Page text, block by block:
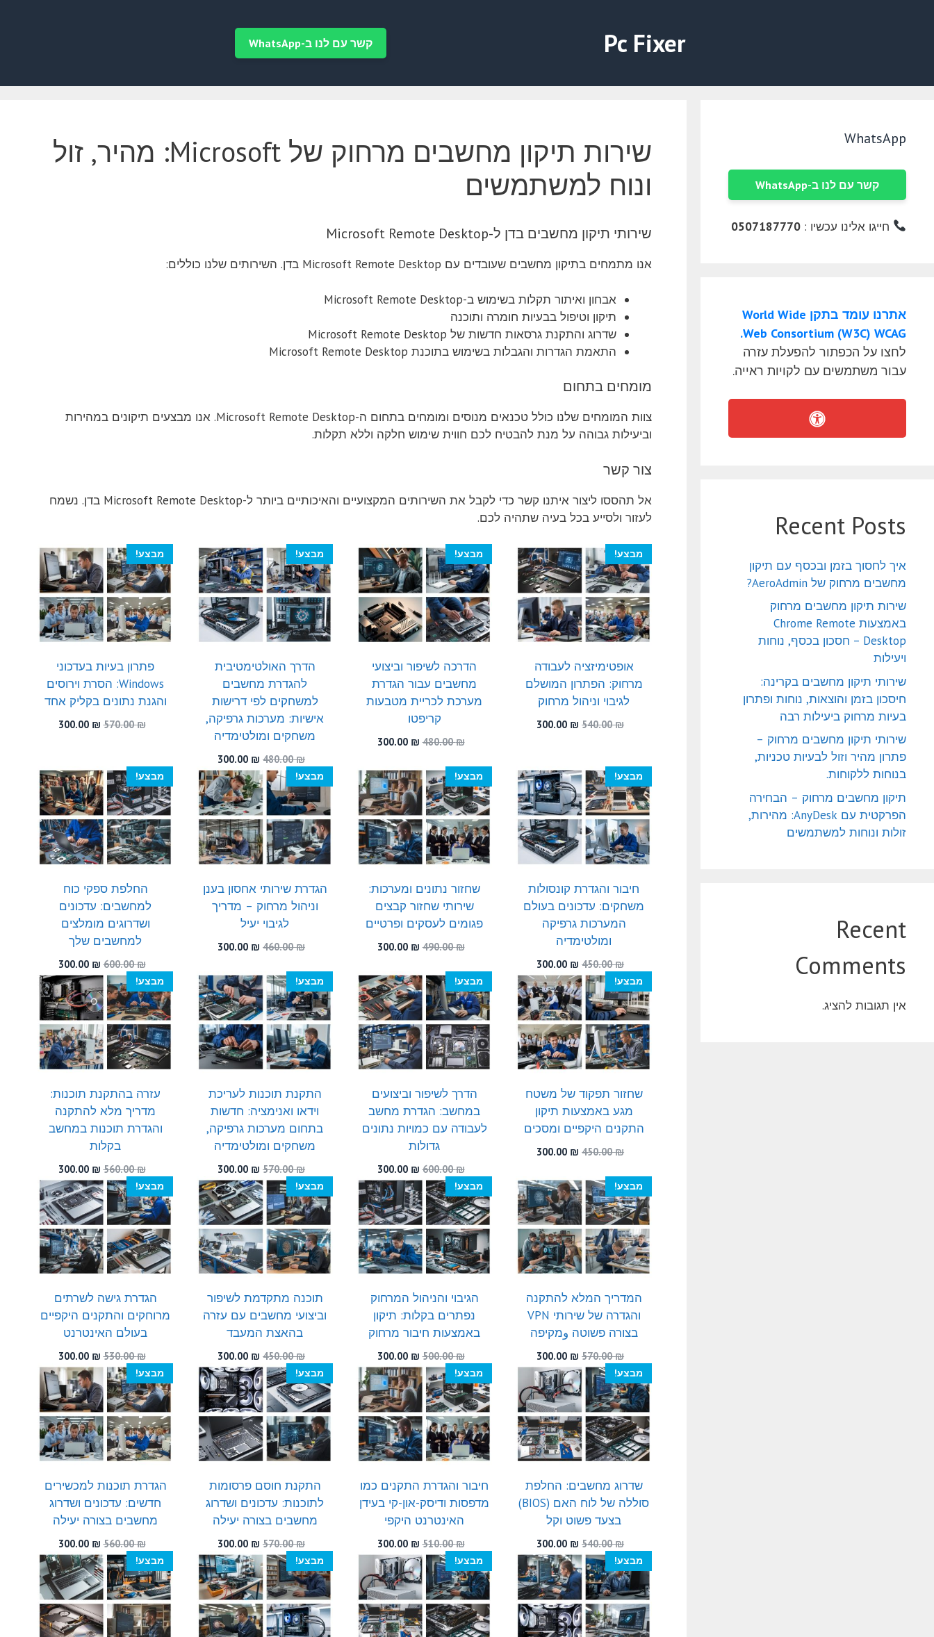
Pc Fixer קשר עם לנו ב-WhatsApp
שירות תיקון מחשבים מרחוק של Microsoft: מהיר, זול
ונוח למשתמשים
שירותי תיקון מחשבים בדן ל-Microsoft Remote Desktop
אנו מתמחים בתיקון מחשבים שעובדים עם Microsoft Remote Desktop בדן. השירותים שלנו כוללים:
אבחון ואיתור תקלות בשימוש ב-Microsoft Remote Desktop
תיקון וטיפול בבעיות חומרה ותוכנה
שדרוג והתקנת גרסאות חדשות של Microsoft Remote Desktop
התאמת הגדרות והגבלות בשימוש בתוכנת Microsoft Remote Desktop
מומחים בתחום
צוות המומחים שלנו כולל טכנאים מנוסים ומומחים בתחום ה-Microsoft Remote Desktop. אנו מבצעים תיקונים במהירות
וביעילות גבוהה על מנת להבטיח לכם חווית שימוש חלקה וללא תקלות.
צור קשר
אל תהססו ליצור איתנו קשר כדי לקבל את השירותים המקצועיים והאיכותיים ביותר ל-Microsoft Remote Desktop בדן. נשמח
לעזור ולסייע בכל בעיה שתהיה לכם.
מבצע!
אופטימיזציה לעבודה
מרחוק: הפתרון המושלם
לגיבוי וניהול מרחוק
540.00₪
המחיר
540.00 ₪.
300.00 ₪
המחיר
300.00 ₪.
מבצע!
הדרכה לשיפור וביצועי
מחשבים עבור הגדרת
מערכת לכריית מטבעות
קריפטו
480.00₪
המחיר
היה:
480.00 ₪.
300.00 ₪
הוא:
300.00 ₪.
מבצע!
הדרך האולטימטיבית
להגדרת מחשבים
למשחקים לפי דרישות
אישיות: מערכות גרפיקה,
משחקים ומולטימדיה
480.00₪
המחיר
המקורי
היה:
480.00 ₪.
300.00 ₪
המחיר
הנוכחי
הוא:
300.00 ₪.
מבצע!
פתרון בעיות בעדכוני
Windows: הסרת וירוסים
והגנת נתונים בקליק אחד
570.00₪
המחיר
570.00 ₪.
300.00 ₪
300.00 ₪.
מבצע!
חיבור והגדרת קונסולות
משחקים: עדכונים בעולם
המערכות גרפיקה
ומולטימדיה
450.00₪
המחיר
המקורי
היה:
450.00 ₪.
300.00 ₪
המחיר
הנוכחי
הוא:
300.00 ₪.
מבצע!
שחזור נתונים ומערכות:
שירותי שחזור קבצים
פגומים לעסקים ופרטיים
490.00₪
המחיר
היה:
490.00 ₪.
300.00 ₪
הוא:
300.00 ₪.
מבצע!
הגדרת שירותי אחסון בענן
וניהול מרחוק – מדריך
לגיבוי יעיל
460.00₪
המחיר
היה:
460.00 ₪.
300.00 ₪
המחיר
הוא:
300.00 ₪.
מבצע!
החלפת ספקי כוח
למחשבים: עדכונים
ושדרוגים מומלצים
למחשבים שלך
600.00₪
המחיר
המקורי
היה:
600.00 ₪.
300.00 ₪
הנוכחי
הוא:
300.00 ₪.
מבצע!
שחזור תפקוד של משטח
מגע באמצעות תיקון
התקנים היקפיים ומסכים
450.00₪
המחיר
היה:
450.00 ₪.
300.00 ₪
המחיר
הוא:
300.00 ₪.
מבצע!
הדרך לשיפור וביצועים
במחשב: הגדרת מחשב
לעבודה עם כמויות נתונים
גדולות
600.00₪
המחיר
המקורי
היה:
600.00 ₪.
300.00 ₪
הנוכחי
הוא:
300.00 ₪.
מבצע!
התקנת תוכנות לעריכת
וידאו ואנימציה: חדשות
בתחום מערכות גרפיקה,
משחקים ומולטימדיה
570.00₪
המחיר
המקורי
היה:
570.00 ₪.
300.00 ₪
המחיר
הנוכחי
הוא:
300.00 ₪.
מבצע!
עזרה בהתקנת תוכנות:
מדריך מלא להתקנה
והגדרת תוכנות במחשב
בקלות
560.00₪
המחיר
המקורי
היה:
560.00 ₪.
300.00 ₪
הנוכחי
הוא:
300.00 ₪.
מבצע!
המדריך המלא להתקנה
והגדרה של שירותי VPN
בצורה פשוטה وמקיפה
570.00₪
המחיר
המקורי
היה:
570.00 ₪.
300.00 ₪
המחיר
הנוכחי
הוא:
300.00 ₪.
מבצע!
הגיבוי והניהול המרחוק
נפתרים בקלות: תיקון
באמצעות חיבור מרחוק
500.00₪
המחיר
המקורי
היה:
500.00 ₪.
300.00 ₪
הנוכחי
הוא:
300.00 ₪.
מבצע!
תוכנה מתקדמת לשיפור
וביצועי מחשבים עם עזרה
בהאצת המעבד
450.00₪
המחיר
המקורי
היה:
450.00 ₪.
300.00 ₪
המחיר
הנוכחי
הוא:
300.00 ₪.
מבצע!
הגדרת גישה לשרתים
מרוחקים והתקנים היקפיים
בעולם האינטרנט
530.00₪
המחיר
המקורי
היה:
530.00 ₪.
300.00 ₪
הנוכחי
הוא:
300.00 ₪.
מבצע!
שדרוג מחשבים: החלפת
סוללה של לוח האם (BIOS)
בצעד פשוט וקל
540.00₪
המחיר
המקורי
היה:
540.00 ₪.
300.00 ₪
המחיר
הנוכחי
הוא:
300.00 ₪.
מבצע!
חיבור והגדרת התקנים כמו
מדפסות ודיסק-און-קי בעידן
האינטרנט היקפי
510.00₪
המחיר
המקורי
היה:
510.00 ₪.
300.00 ₪
הנוכחי
הוא:
300.00 ₪.
מבצע!
התקנת חוסם פרסומות
לתוכנות: עדכונים ושדרוג
מחשבים בצורה יעילה
570.00₪
המחיר
המקורי
היה:
570.00 ₪.
300.00 ₪
המחיר
הנוכחי
הוא:
300.00 ₪.
מבצע!
הגדרת תוכנות למכשירים
חדשים: עדכונים ושדרוג
מחשבים בצורה יעילה
560.00₪
המחיר
המקורי
היה:
560.00 ₪.
300.00 ₪
הנוכחי
הוא:
300.00 ₪.
מבצע! מבצע! מבצע! מבצע!
WhatsApp
קשר עם לנו ב-WhatsApp
חייגו אלינו עכשיו :0507187770
אתרנו עומד בתקן World Wide
Web Consortium (W3C) WCAG.
לחצו על הכפתור להפעלת עזרה
עבור משתמשים עם לקויות ראייה.
Recent Posts
איך לחסוך בזמן ובכסף עם תיקון
מחשבים מרחוק של AeroAdmin?
שירות תיקון מחשבים מרחוק
באמצעות Chrome Remote
Desktop – חסכון בכסף, נוחות
ויעילות
שירותי תיקון מחשבים בקרינה:
חיסכון בזמן והוצאות, נוחות ופתרון
בעיות מרחוק ביעילות רבה
שירותי תיקון מחשבים מרחוק –
פתרון מהיר וזול לבעיות טכניות,
בנוחות ללקוחות.
תיקון מחשבים מרחוק – הבחירה
הפרקטית עם AnyDesk: מהירות,
זולות ונוחות למשתמשים
Recent
Comments
אין תגובות להציג.